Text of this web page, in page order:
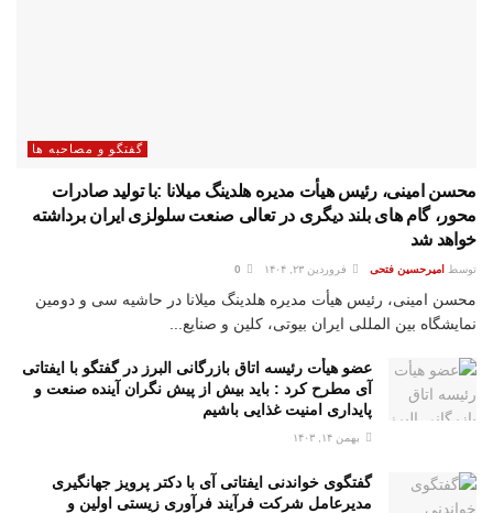
گفتگو و مصاحبه ها
محسن امینی، رئیس هیأت مدیره هلدینگ میلانا :با تولید صادرات
محور، گام های بلند دیگری در تعالی صنعت سلولزی ایران برداشته
خواهد شد
توسط امیرحسین فتحی فروردین ۲۳, ۱۴۰۴
محسن امینی، رئیس هیأت مدیره هلدینگ میلانا در حاشیه سی و دومین
نمایشگاه بین المللی ایران بیوتی، کلین و صنایع...
عضو هیأت رئیسه اتاق بازرگانی البرز در گفتگو با ایفتاتی
آی مطرح کرد : باید بیش از پیش نگران آینده صنعت و
پایداری امنیت غذایی باشیم
بهمن ۱۴, ۱۴۰۳
گفتگوی خواندنی ایفتاتی آی با دکتر پرویز جهانگیری
مدیرعامل شرکت فرآیند فرآوری زیستی اولین و